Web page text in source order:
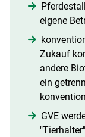
eigene
Zukauf
andere
ein
GVE